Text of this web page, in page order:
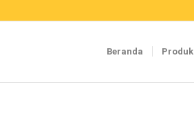
Beranda Produk